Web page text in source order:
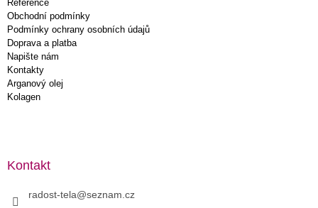
Reference
Obchodní podmínky
Podmínky ochrany osobních údajů
Doprava a platba
Napište nám
Kontakty
Arganový olej
Kolagen
Kontakt
radost-tela@seznam.cz